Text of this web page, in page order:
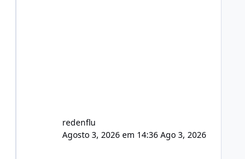
redenflu
Agosto 3, 2026 em 14:36 Ago 3, 2026